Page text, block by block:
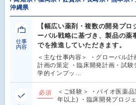
沖縄県
仕事
内容
【幅広い薬剤・複数の開発プ
ーバル戦略に基づき、製品の薬
でを推進していただきます。
＜主な仕事内容＞ ・グローバル
計画の策定 ・臨床開発計画・試験
学的インプッ…
必須
＜ご経験＞ ・バイオ医薬
年以上) ・臨床開発プロジ